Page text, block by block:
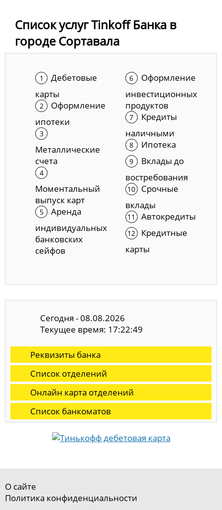
Список услуг Tinkoff Банка в
городе Сортавала
Дебетовые
карты
Оформление
ипотеки
Металлические
счета
Моментальный
выпуск карт
Аренда
индивидуальных
банковских
сейфов
Оформление
инвестиционных
продуктов
Кредиты
наличными
Ипотека
Вклады до
востребования
Срочные
вклады
Автокредиты
Кредитные
карты
Сегодня - 08.08.2026
Текущее время: 17:22:50
Реквизиты банка
Список отделений
Онлайн карта отделений
Список банкоматов
О сайте
Политика конфиденциальности